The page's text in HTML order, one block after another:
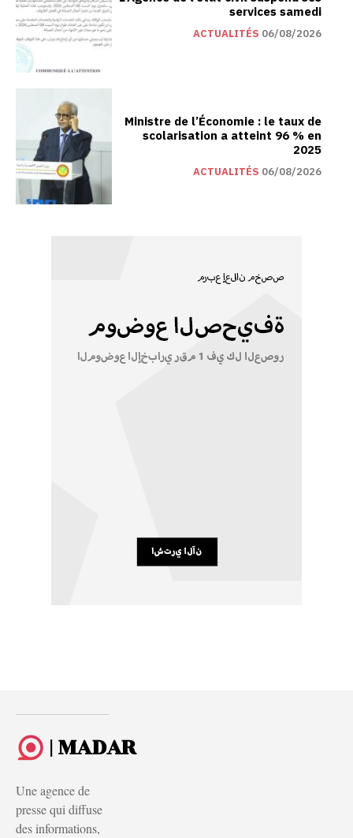
services samedi
ACTUALITÉS 06/08/2026
Ministre de l’Économie : le taux de
scolarisation a atteint 96 % en
2025
ACTUALITÉS 06/08/2026
| MADAR
Une agence de
presse qui diffuse
des informations,